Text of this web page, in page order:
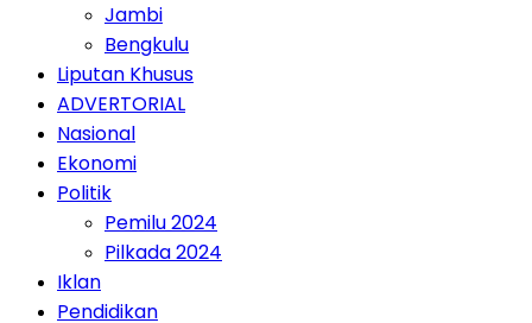
Jambi
Bengkulu
Liputan Khusus
ADVERTORIAL
Nasional
Ekonomi
Politik
Pemilu 2024
Pilkada 2024
Iklan
Pendidikan